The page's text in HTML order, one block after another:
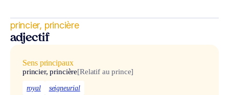
princier, princière
adjectif
Sens principaux
princier, princière[Relatif au prince]
royal seigneurial